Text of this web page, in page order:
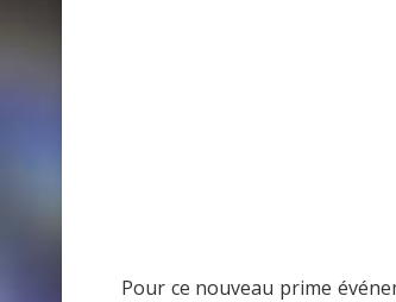
Pour ce nouveau prime